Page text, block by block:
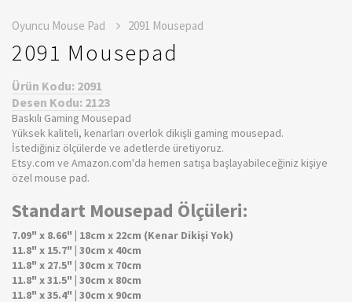
Oyuncu Mouse Pad 2091 Mousepad
2091 Mousepad
Ürün Kodu: 2091
Desen Kodu: 2123
Baskılı Gaming Mousepad
Yüksek kaliteli, kenarları overlok dikişli gaming mousepad.
İstediğiniz ölçülerde ve adetlerde üretiyoruz.
Etsy.com ve Amazon.com'da hemen satışa başlayabileceğiniz kişiye
özel mouse pad.
Standart Mousepad Ölçüleri:
7.09" x 8.66" | 18cm x 22cm (Kenar Dikişi Yok)
11.8" x 15.7" | 30cm x 40cm
11.8" x 27.5" | 30cm x 70cm
11.8" x 31.5" | 30cm x 80cm
11.8" x 35.4" | 30cm x 90cm